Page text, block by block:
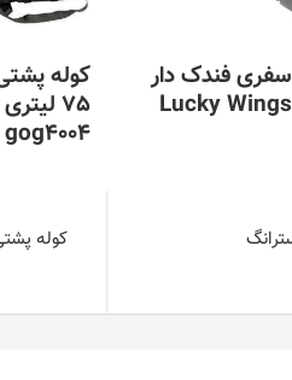
فندک دار
کوله
75
gog4004